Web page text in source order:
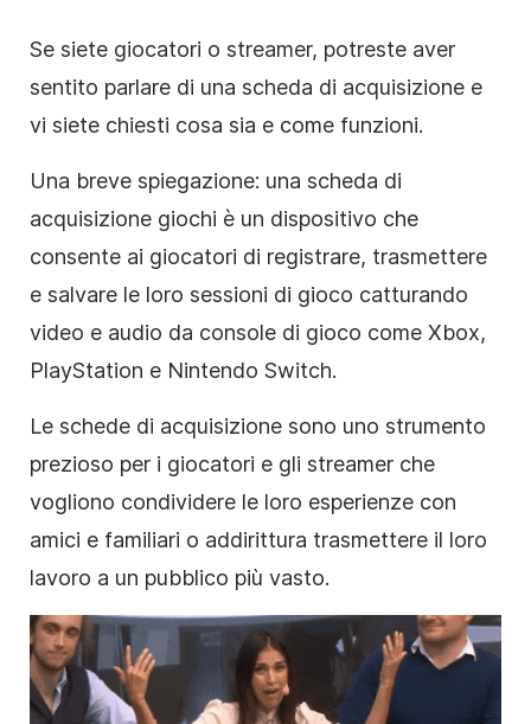
Se siete giocatori o streamer, potreste aver
sentito parlare di una scheda di acquisizione e
vi siete chiesti cosa sia e come funzioni.
Una breve spiegazione: una scheda di
acquisizione giochi è un dispositivo che
consente ai giocatori di registrare, trasmettere
e salvare le loro sessioni di gioco catturando
video e audio da console di gioco come Xbox,
PlayStation e Nintendo Switch.
Le schede di acquisizione sono uno strumento
prezioso per i giocatori e gli streamer che
vogliono condividere le loro esperienze con
amici e familiari o addirittura trasmettere il loro
lavoro a un pubblico più vasto.